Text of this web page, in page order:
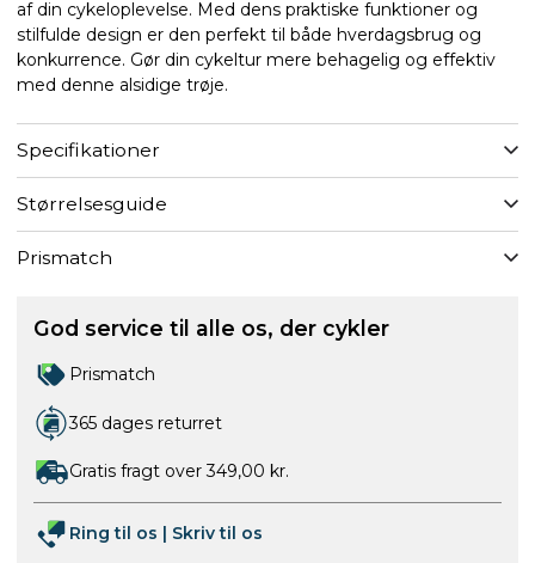
af din cykeloplevelse. Med dens praktiske funktioner og
stilfulde design er den perfekt til både hverdagsbrug og
konkurrence. Gør din cykeltur mere behagelig og effektiv
med denne alsidige trøje.
Specifikationer
Størrelsesguide
Prismatch
God service til alle os, der cykler
Prismatch
365 dages returret
Gratis fragt over 349,00 kr.
Ring til os | Skriv til os